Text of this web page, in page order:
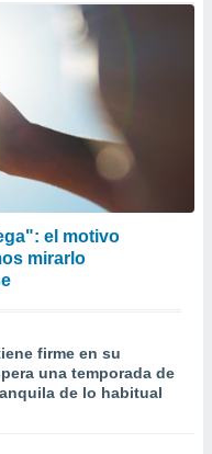
el motivo
mirarlo
firme en su
una temporada de
de lo habitual